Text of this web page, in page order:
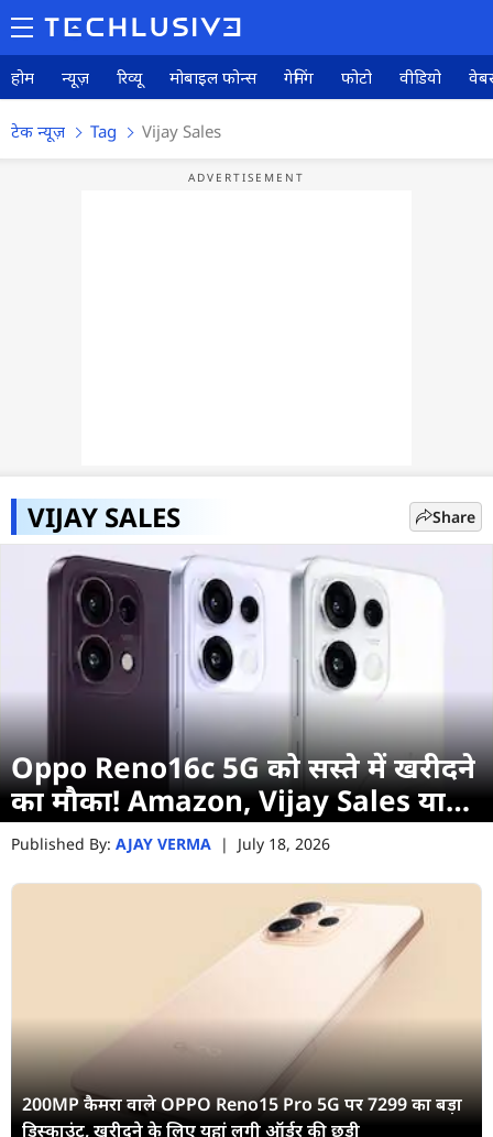
होम न्यूज़ रिव्यू मोबाइल फोन्स गेमिंग फोटो वीडियो
टेक न्यूज़ Tag Vijay Sales
VIJAY SALES Share
Oppo Reno16c 5G को सस्ते में खरीदने
का मौका! Amazon, Vijay Sales या
Croma, जानें कहां मिल रहा बड़ा
डिस्काउंट
Published By: AJAY VERMA | July 18, 2026
200MP कैमरा वाले OPPO Reno15 Pro 5G पर 7299 का बड़ा
डिस्काउंट, खरीदने के लिए यहां लगी ऑर्डर की छड़ी